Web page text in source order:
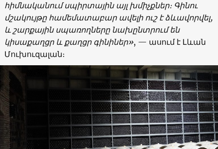
հիմնականում սպիրտային այլ խմիչքներ։ Գինու
մշակույթը համեմատաբար ավելի ուշ է ձևավորվել,
և շարքային սպառողները նախընտրում են
կիսաքաղցր և քաղցր գինիներ», — ասում է Լևան
Մուխուզալան։